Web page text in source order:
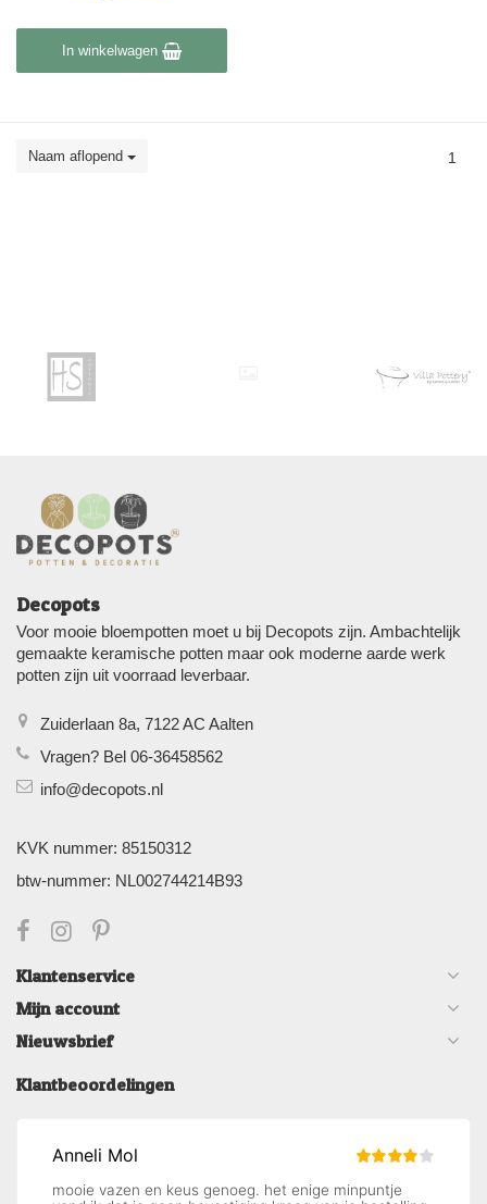
In winkelwagen
Naam aflopend 1
Decopots
Voor mooie bloempotten moet u bij Decopots zijn. Ambachtelijk
gemaakte keramische potten maar ook moderne aarde werk
potten zijn uit voorraad leverbaar.
Zuiderlaan 8a, 7122 AC Aalten
Vragen? Bel 06-36458562
info@decopots.nl
KVK nummer: 85150312
btw-nummer: NL002744214B93
Klantenservice
Mijn account
Nieuwsbrief
Klantbeoordelingen